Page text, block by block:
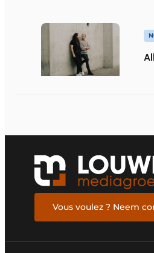
Vous voulez ? Neem